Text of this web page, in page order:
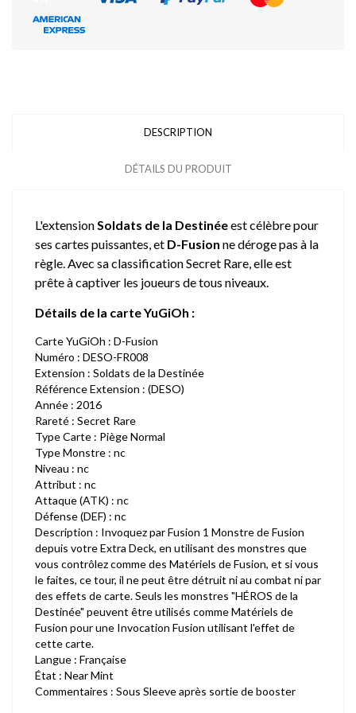
DESCRIPTION
DÉTAILS DU PRODUIT
L'extensionSoldats de la Destinéeest célèbre pour
ses cartes puissantes, et D-Fusion ne déroge pas à la
règle. Avec sa classification Secret Rare, elle est
prête à captiver les joueurs de tous niveaux.
Détails de la carte YuGiOh :
Carte YuGiOh : D-Fusion
Numéro : DESO-FR008
Extension : Soldats de la Destinée
Référence Extension : (DESO)
Année : 2016
Rareté : Secret Rare
Type Carte : Piège Normal
Type Monstre : nc
Niveau : nc
Attribut : nc
Attaque (ATK) : nc
Défense (DEF) : nc
Description : Invoquez par Fusion 1 Monstre de Fusion
depuis votre Extra Deck, en utilisant des monstres que
vous contrôlez comme des Matériels de Fusion, et si vous
le faites, ce tour, il ne peut être détruit ni au combat ni par
des effets de carte. Seuls les monstres "HÉROS de la
Destinée" peuvent être utilisés comme Matériels de
Fusion pour une Invocation Fusion utilisant l'effet de
cette carte.
Langue : Française
État : Near Mint
Commentaires : Sous Sleeve après sortie de booster